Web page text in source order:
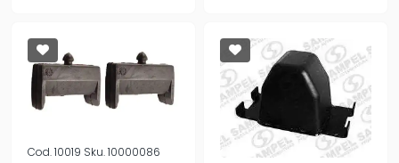
Cod.10019 Sku.10000086